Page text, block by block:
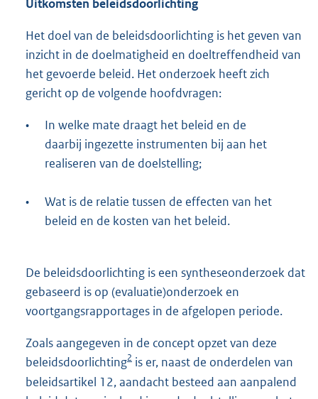
Uitkomsten beleidsdoorlichting
Het doel van de beleidsdoorlichting is het geven van
inzicht in de doelmatigheid en doeltreffendheid van
het gevoerde beleid. Het onderzoek heeft zich
gericht op de volgende hoofdvragen:
•
In welke mate draagt het beleid en de
daarbij ingezette instrumenten bij aan het
realiseren van de doelstelling;
•
Wat is de relatie tussen de effecten van het
beleid en de kosten van het beleid.
De beleidsdoorlichting is een syntheseonderzoek dat
gebaseerd is op (evaluatie)onderzoek en
voortgangsrapportages in de afgelopen periode.
Zoals aangegeven in de concept opzet van deze
beleidsdoorlichting2 is er, naast de onderdelen van
beleidsartikel 12, aandacht besteed aan aanpalend